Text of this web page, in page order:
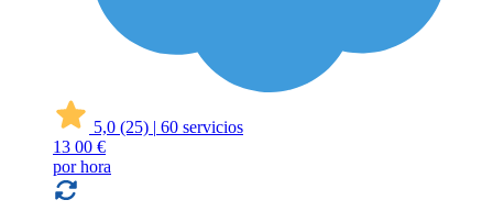
5,0 (25) | 60 servicios
13 00 €
por hora